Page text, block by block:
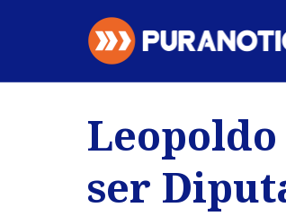
Regiones
Deportes
ser